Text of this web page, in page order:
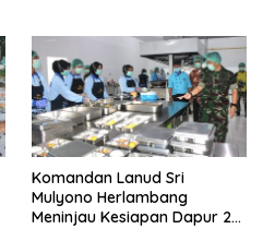
Serta Emergency Response
Plan
Komandan Lanud Sri
Mulyono Herlambang
Meninjau Kesiapan Dapur 2